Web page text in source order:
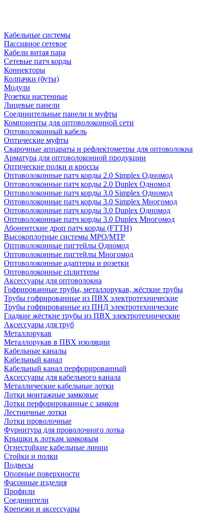
Кабельные системы
Пассивное сетевое
Кабели витая пара
Сетевые патч корды
Коннекторы
Колпачки (буты)
Модули
Розетки настенные
Лицевые панели
Соединительные панели и муфты
Компоненты для оптоволоконной сети
Оптоволоконный кабель
Оптические муфты
Сварочные аппараты и рефлектометры для оптоволокна
Арматура для оптоволоконной продукции
Оптические полки и кроссы
Оптоволоконные патч корды 2.0 Simplex Одномод
Оптоволоконные патч корды 2.0 Duplex Одномод
Оптоволоконные патч корды 3.0 Simplex Одномод
Оптоволоконные патч корды 3.0 Simplex Многомод
Оптоволоконные патч корды 3.0 Duplex Одномод
Оптоволоконные патч корды 3.0 Duplex Многомод
Абонентские дроп патч корды (FTTH)
Высокоплотные системы MPO/MTP
Оптоволоконные пигтейлы Одномод
Оптоволоконные пигтейлы Многомод
Оптоволоконные адаптеры и розетки
Оптоволоконные сплиттеры
Аксессуары для оптоволокна
Гофрированные трубы, металлорукав, жёсткие трубы
Трубы гофрированные из ПВХ электротехнические
Трубы гофрированные из ПНД электротехнические
Гладкие жёсткие трубы из ПВХ электротехнические
Аксессуары для труб
Металлорукав
Металлорукав в ПВХ изоляции
Кабельные каналы
Кабельный канал
Кабельный канал перфорированный
Аксессуары для кабельного канала
Металлические кабельные лотки
Лотки монтажные замковые
Лотки перфорированные с замком
Лестничные лотки
Лотки проволочные
Фурнитура для проволочного лотка
Крышки к лоткам замковым
Огнестойкие кабельные линии
Стойки и полки
Подвесы
Опорные поверхности
Фасонные изделия
Профили
Соединители
Крепежи и аксессуары